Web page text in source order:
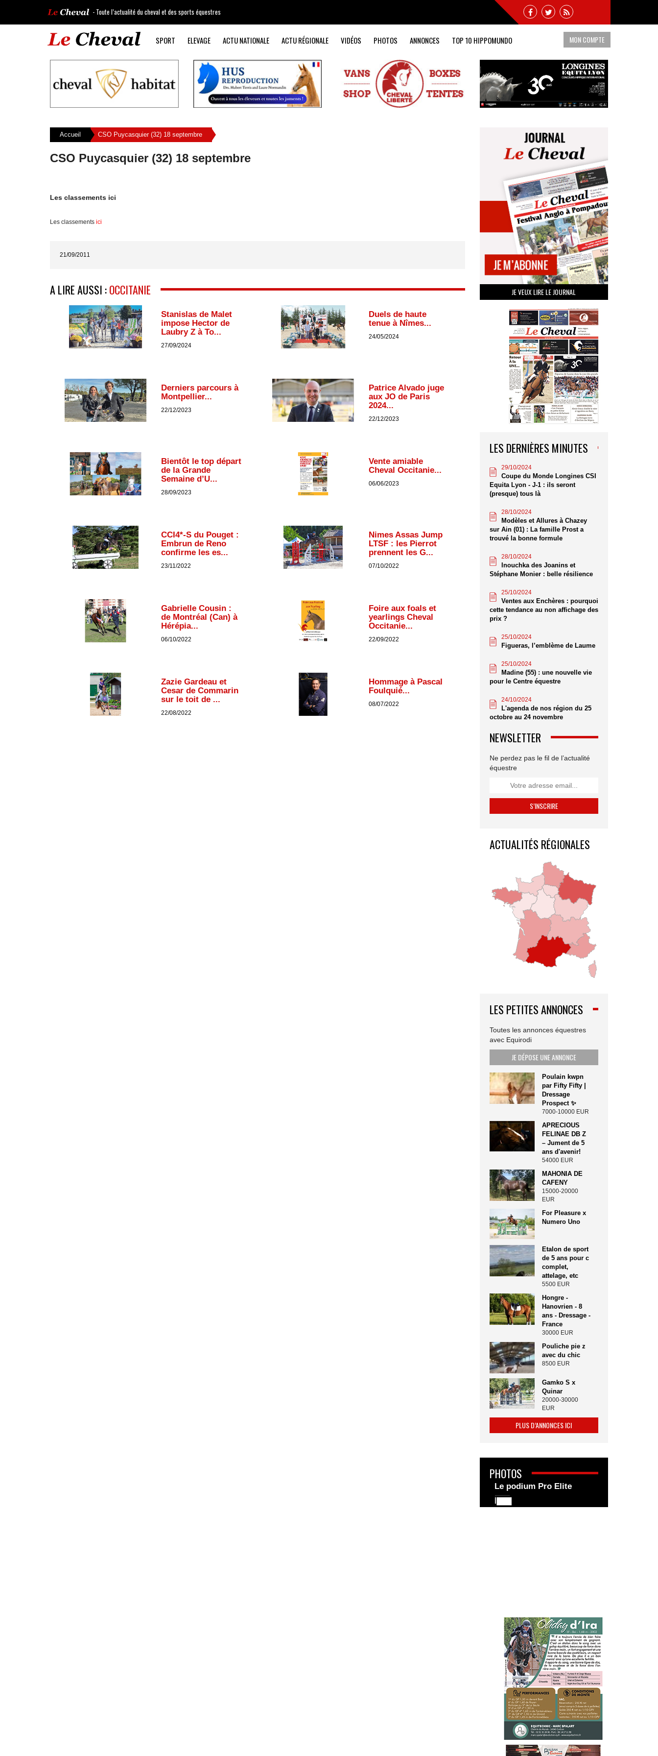
- Toute l’actualité du cheval et des sports équestres
SPORT ELEVAGE ACTU NATIONALE ACTU RÉGIONALE VIDÉOS PHOTOS ANNONCES TOP 10 HIPPOMUNDO MON COMPTE
Accueil CSO Puycasquier (32) 18 septembre
CSO Puycasquier (32) 18 septembre
Les classements ici
Les classements ici
21/09/2011
A LIRE AUSSI :OCCITANIE
Stanislas de Malet
impose Hector de
Laubry Z à To...
27/09/2024
Duels de haute
tenue à Nîmes...
24/05/2024
Derniers parcours à
Montpellier...
22/12/2023
Patrice Alvado juge
aux JO de Paris
2024...
22/12/2023
Bientôt le top départ
de la Grande
Semaine d’U...
28/09/2023
Vente amiable
Cheval Occitanie...
06/06/2023
CCI4*-S du Pouget :
Embrun de Reno
confirme les es...
23/11/2022
Nimes Assas Jump
LTSF : les Pierrot
prennent les G...
07/10/2022
Gabrielle Cousin :
de Montréal (Can) à
Hérépia...
06/10/2022
Foire aux foals et
yearlings Cheval
Occitanie...
22/09/2022
Zazie Gardeau et
Cesar de Commarin
sur le toit de ...
22/08/2022
Hommage à Pascal
Foulquié...
08/07/2022
JE VEUX LIRE LE JOURNAL
LES DERNIÈRES MINUTES
29/10/2024
Coupe du Monde Longines CSI
Equita Lyon - J-1 : ils seront
(presque) tous là
28/10/2024
Modèles et Allures à Chazey
sur Ain (01) : La famille Prost a
trouvé la bonne formule
28/10/2024
Inouchka des Joanins et
Stéphane Monier : belle résilience
25/10/2024
Ventes aux Enchères : pourquoi
cette tendance au non affichage des
prix ?
25/10/2024
Figueras, l’emblème de Laume
25/10/2024
Madine (55) : une nouvelle vie
pour le Centre équestre
24/10/2024
L'agenda de nos région du 25
octobre au 24 novembre
NEWSLETTER
Ne perdez pas le fil de l’actualité
équestre
ACTUALITÉS RÉGIONALES
LES PETITES ANNONCES
Toutes les annonces équestres
avec Equirodi
JE DÉPOSE UNE ANNONCE
Poulain kwpn
par Fifty Fifty |
Dressage
Prospect ✨️
7000-10000 EUR
APRECIOUS
FELINAE DB Z
– Jument de 5
ans d'avenir!
54000 EUR
MAHONIA DE
CAFENY
15000-20000
EUR
For Pleasure x
Numero Uno
Etalon de sport
de 5 ans pour c
complet,
attelage, etc
5500 EUR
Hongre -
Hanovrien - 8
ans - Dressage -
France
30000 EUR
Pouliche pie z
avec du chic
8500 EUR
Gamko S x
Quinar
20000-30000
EUR
PLUS D’ANNONCES ICI
PHOTOS
Le podium Pro Elite